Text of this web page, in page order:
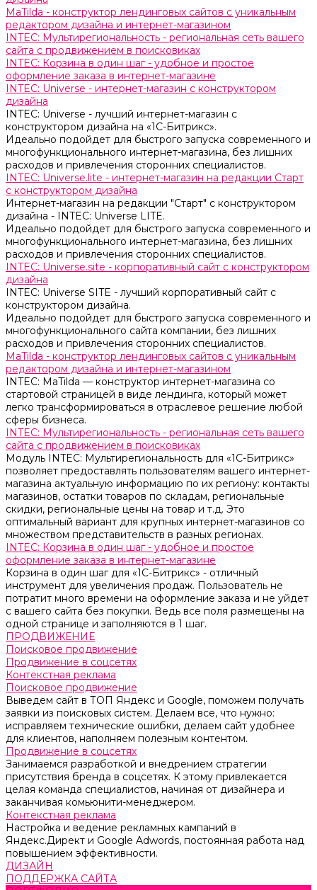
MaTilda - конструктор лендинговых сайтов с уникальным
редактором дизайна и интернет-магазином
INTEC: Мультирегиональность - региональная сеть вашего
сайта с продвижением в поисковиках
INTEC: Корзина в один шаг - удобное и простое
оформление заказа в интернет-магазине
INTEC: Universe - интернет-магазин с конструктором
дизайна
INTEC: Universe - лучший интернет-магазин с
конструктором дизайна на «1C-Битрикс».
Идеально подойдет для быстрого запуска современного и
многофункционального интернет-магазина, без лишних
расходов и привлечения сторонних специалистов.
INTEC: Universe.lite - интернет-магазин на редакции Старт
с конструктором дизайна
Интернет-магазин на редакции "Старт" с конструктором
дизайна - INTEC: Universe LITE.
Идеально подойдет для быстрого запуска современного и
многофункционального интернет-магазина, без лишних
расходов и привлечения сторонних специалистов.
INTEC: Universe.site - корпоративный сайт с конструктором
дизайна
INTEC: Universe SITE - лучший корпоративный сайт с
конструктором дизайна.
Идеально подойдет для быстрого запуска современного и
многофункционального сайта компании, без лишних
расходов и привлечения сторонних специалистов.
MaTilda - конструктор лендинговых сайтов с уникальным
редактором дизайна и интернет-магазином
INTEC: MaTilda — конструктор интернет-магазина со
стартовой страницей в виде лендинга, который может
легко трансформироваться в отраслевое решение любой
сферы бизнеса.
INTEC: Мультирегиональность - региональная сеть вашего
сайта с продвижением в поисковиках
Модуль INTEC: Мультирегиональность для «1С-Битрикс»
позволяет предоставлять пользователям вашего интернет-
магазина актуальную информацию по их региону: контакты
магазинов, остатки товаров по складам, региональные
скидки, региональные цены на товар и т.д. Это
оптимальный вариант для крупных интернет-магазинов со
множеством представительств в разных регионах.
INTEC: Корзина в один шаг - удобное и простое
оформление заказа в интернет-магазине
Корзина в один шаг для «1С-Битрикс» - отличный
инструмент для увеличения продаж. Пользователь не
потратит много времени на оформление заказа и не уйдет
с вашего сайта без покупки. Ведь все поля размещены на
одной странице и заполняются в 1 шаг.
ПРОДВИЖЕНИЕ
Поисковое продвижение
Продвижение в соцсетях
Контекстная реклама
Поисковое продвижение
Выведем сайт в ТОП Яндекс и Google, поможем получать
заявки из поисковых систем. Делаем все, что нужно:
исправляем технические ошибки, делаем сайт удобнее
для клиентов, наполняем полезным контентом.
Продвижение в соцсетях
Занимаемся разработкой и внедрением стратегии
присутствия бренда в соцсетях. К этому привлекается
целая команда специалистов, начиная от дизайнера и
заканчивая комьюнити-менеджером.
Контекстная реклама
Настройка и ведение рекламных кампаний в
Яндекс.Директ и Google Adwords, постоянная работа над
повышением эффективности.
ДИЗАЙН
ПОДДЕРЖКА САЙТА